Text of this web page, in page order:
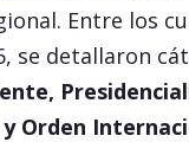
Entre los
se detallaron
Orden